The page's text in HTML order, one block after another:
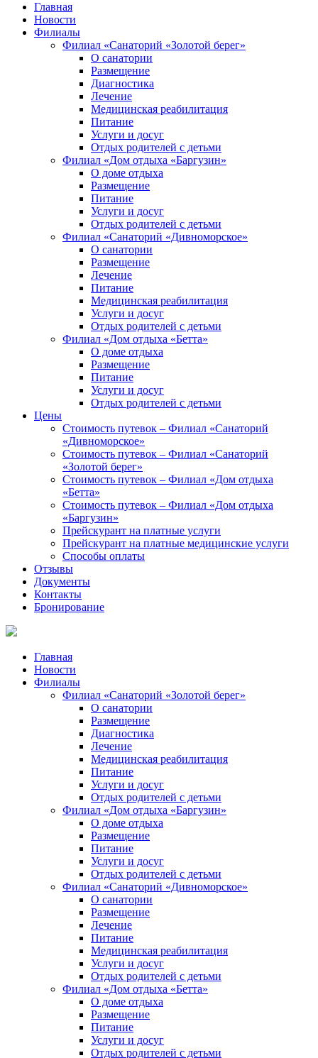
Главная
Новости
Филиалы
Филиал «Санаторий «Золотой берег»
О санатории
Размещение
Диагностика
Лечение
Медицинская реабилитация
Питание
Услуги и досуг
Отдых родителей с детьми
Филиал «Дом отдыха «Баргузин»
О доме отдыха
Размещение
Питание
Услуги и досуг
Отдых родителей с детьми
Филиал «Санаторий «Дивноморское»
О санатории
Размещение
Лечение
Питание
Медицинская реабилитация
Услуги и досуг
Отдых родителей с детьми
Филиал «Дом отдыха «Бетта»
О доме отдыха
Размещение
Питание
Услуги и досуг
Отдых родителей с детьми
Цены
Стоимость путевок – Филиал «Санаторий
«Дивноморское»
Стоимость путевок – Филиал «Санаторий
«Золотой берег»
Стоимость путевок – Филиал «Дом отдыха
«Бетта»
Стоимость путевок – Филиал «Дом отдыха
«Баргузин»
Прейскурант на платные услуги
Прейскурант на платные медицинские услуги
Способы оплаты
Отзывы
Документы
Контакты
Бронирование
Главная
Новости
Филиалы
Филиал «Санаторий «Золотой берег»
О санатории
Размещение
Диагностика
Лечение
Медицинская реабилитация
Питание
Услуги и досуг
Отдых родителей с детьми
Филиал «Дом отдыха «Баргузин»
О доме отдыха
Размещение
Питание
Услуги и досуг
Отдых родителей с детьми
Филиал «Санаторий «Дивноморское»
О санатории
Размещение
Лечение
Питание
Медицинская реабилитация
Услуги и досуг
Отдых родителей с детьми
Филиал «Дом отдыха «Бетта»
О доме отдыха
Размещение
Питание
Услуги и досуг
Отдых родителей с детьми